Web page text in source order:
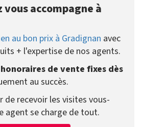
accompagne à
au bon prix à Gradignan avec
+ l'expertise de nos agents.
honoraires de vente fixes dès
au succès.
de recevoir les visites vous-
agent se charge de tout.